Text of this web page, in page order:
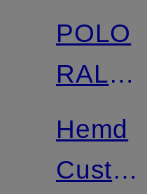
POLO
RALPH
Hemd
Custom